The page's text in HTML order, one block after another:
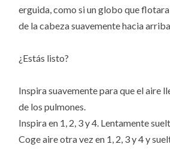
erguida, como si un globo que
de la cabeza suavemente hacia arriba.
¿Estás listo?
Inspira suavemente para que el aire
de los pulmones.
Inspira en 1, 2, 3 y 4. Lentamente
Coge aire otra vez en 1, 2, 3 y 4 y